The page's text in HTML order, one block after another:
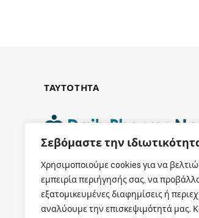
Σεβόμαστε την
Χρησιμοποιούμε cookies για να
εμπειρία περιήγησής σας, να
εξατομικευμένες διαφημίσεις ή
αναλύουμε την επισκεψιμότητά μας.
ΤΑΥΤΟΤΗΤΑ
ΕΤΑΙΡΙΚΗ ΤΑΥΤΟΤΗΤΑ